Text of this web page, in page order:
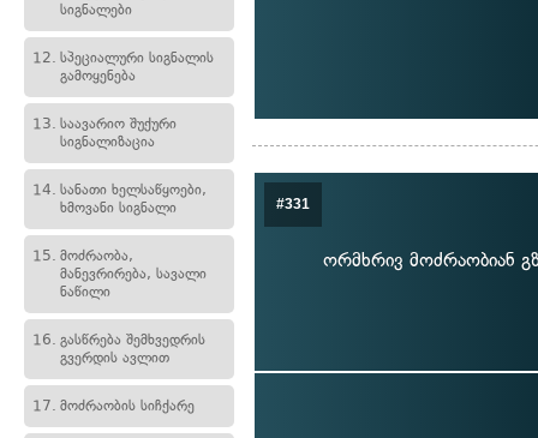
სიგნალები
12. სპეციალური სიგნალის
გამოყენება
13. საავარიო შუქური
სიგნალიზაცია
14. სანათი ხელსაწყოები,
ხმოვანი სიგნალი
15. მოძრაობა,
მანევრირება, სავალი
ნაწილი
16. გასწრება შემხვედრის
გვერდის ავლით
17. მოძრაობის სიჩქარე
#331
ორმხრივ მოძრაობიან